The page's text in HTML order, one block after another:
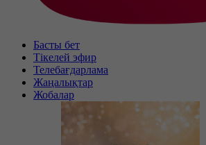
Басты бет
Тікелей эфир
Телебағдарлама
Жаңалықтар
Жобалар